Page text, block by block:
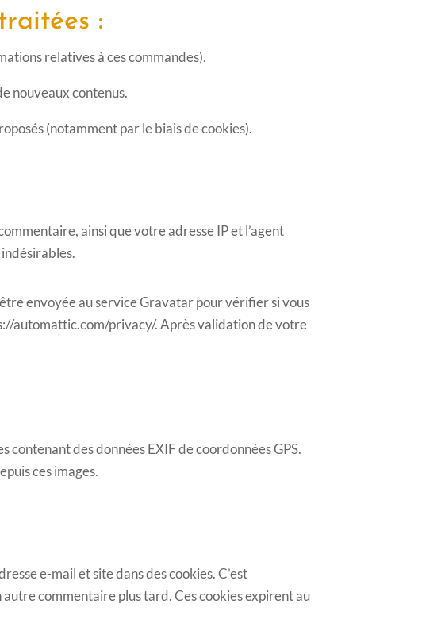
:
relatives à ces commandes).
nouveaux contenus.
(notamment par le biais de cookies).
ainsi que votre adresse IP et l’agent
envoyée au service Gravatar pour vérifier si vous
automattic.com/privacy/. Après validation de votre
contenant des données EXIF de coordonnées GPS.
ces images.
e-mail et site dans des cookies. C’est
commentaire plus tard. Ces cookies expirent au